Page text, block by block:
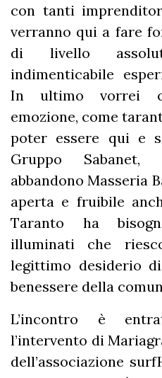
con tanti
verranno qui a fare
di livello
indimenticabile
In ultimo vorrei
emozione, come
poter essere qui e
Gruppo
abbandono Masseria
aperta e fruibile
Taranto ha
illuminati che
legittimo desiderio
benessere della
L’incontro è
l’intervento di
dell’associazione